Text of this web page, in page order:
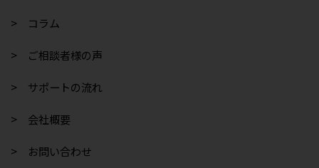
> コラム
> ご相談者様の声
> サポートの流れ
> 会社概要
> お問い合わせ